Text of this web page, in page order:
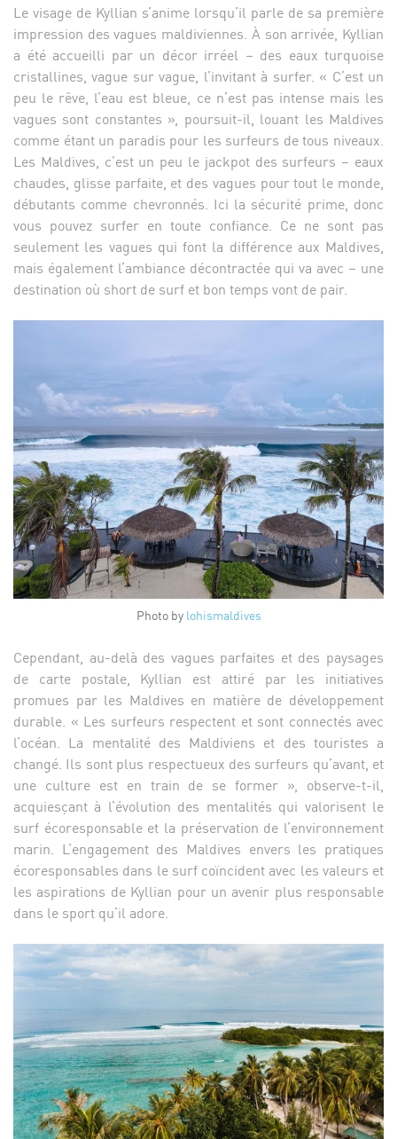
Le visage de Kyllian s’anime lorsqu’il parle de sa première
impression des vagues maldiviennes. À son arrivée, Kyllian
a été accueilli par un décor irréel – des eaux turquoise
cristallines, vague sur vague, l’invitant à surfer. « C’est un
peu le rêve, l’eau est bleue, ce n’est pas intense mais les
vagues sont constantes », poursuit-il, louant les Maldives
comme étant un paradis pour les surfeurs de tous niveaux.
Les Maldives, c’est un peu le jackpot des surfeurs – eaux
chaudes, glisse parfaite, et des vagues pour tout le monde,
débutants comme chevronnés. Ici la sécurité prime, donc
vous pouvez surfer en toute confiance. Ce ne sont pas
seulement les vagues qui font la différence aux Maldives,
mais également l’ambiance décontractée qui va avec – une
destination où short de surf et bon temps vont de pair.
Photo by lohismaldives
Cependant, au-delà des vagues parfaites et des paysages
de carte postale, Kyllian est attiré par les initiatives
promues par les Maldives en matière de développement
durable. « Les surfeurs respectent et sont connectés avec
l’océan. La mentalité des Maldiviens et des touristes a
changé. Ils sont plus respectueux des surfeurs qu’avant, et
une culture est en train de se former », observe-t-il,
acquiesçant à l’évolution des mentalités qui valorisent le
surf écoresponsable et la préservation de l’environnement
marin. L’engagement des Maldives envers les pratiques
écoresponsables dans le surf coïncident avec les valeurs et
les aspirations de Kyllian pour un avenir plus responsable
dans le sport qu’il adore.